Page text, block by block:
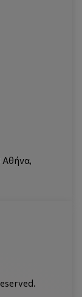
Αθήνα,